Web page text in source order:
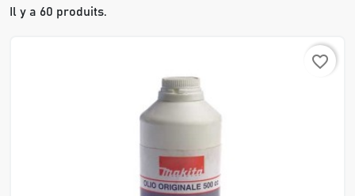
Il y a 60 produits.
favorite_border